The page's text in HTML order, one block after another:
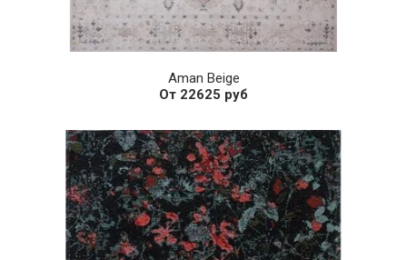
Aman Beige
От 22625 руб